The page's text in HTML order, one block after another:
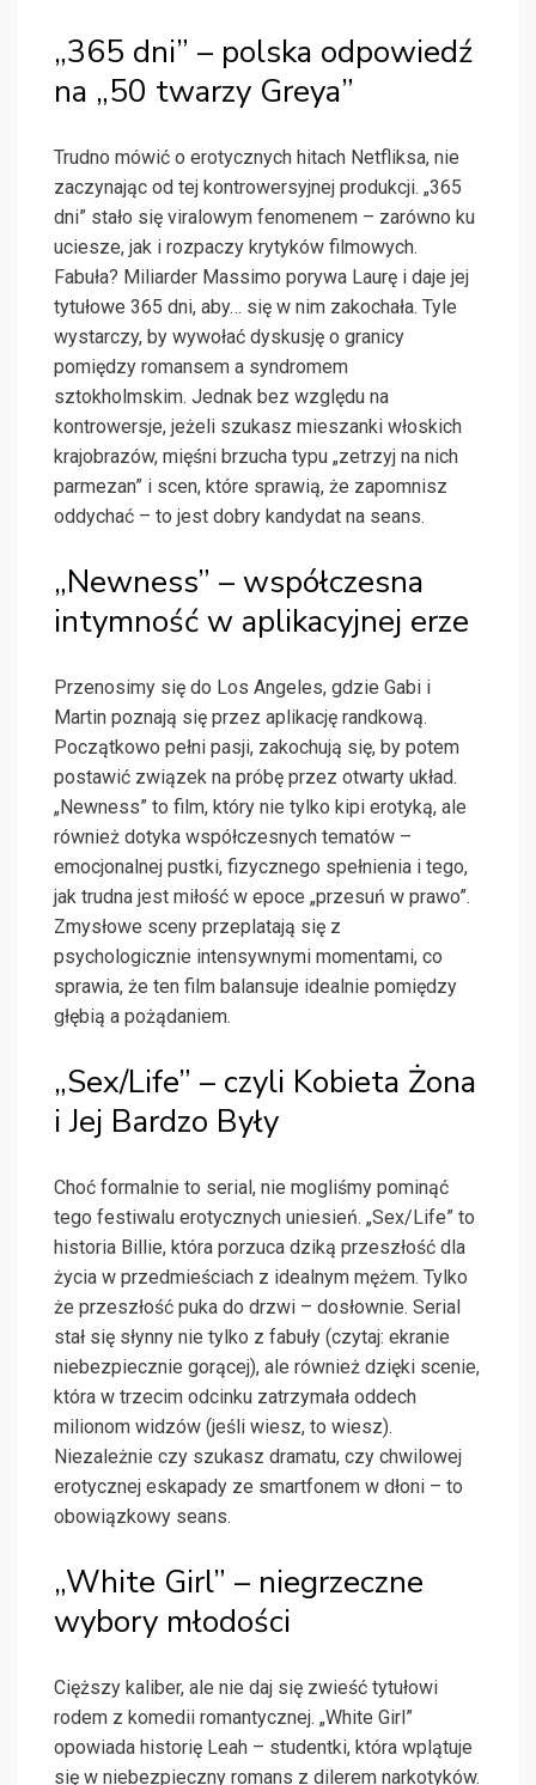
„365 dni” – polska odpowiedź
na „50 twarzy Greya”
Trudno mówić o erotycznych hitach Netfliksa, nie
zaczynając od tej kontrowersyjnej produkcji. „365
dni” stało się viralowym fenomenem – zarówno ku
uciesze, jak i rozpaczy krytyków filmowych.
Fabuła? Miliarder Massimo porywa Laurę i daje jej
tytułowe 365 dni, aby… się w nim zakochała. Tyle
wystarczy, by wywołać dyskusję o granicy
pomiędzy romansem a syndromem
sztokholmskim. Jednak bez względu na
kontrowersje, jeżeli szukasz mieszanki włoskich
krajobrazów, mięśni brzucha typu „zetrzyj na nich
parmezan” i scen, które sprawią, że zapomnisz
oddychać – to jest dobry kandydat na seans.
„Newness” – współczesna
intymność w aplikacyjnej erze
Przenosimy się do Los Angeles, gdzie Gabi i
Martin poznają się przez aplikację randkową.
Początkowo pełni pasji, zakochują się, by potem
postawić związek na próbę przez otwarty układ.
„Newness” to film, który nie tylko kipi erotyką, ale
również dotyka współczesnych tematów –
emocjonalnej pustki, fizycznego spełnienia i tego,
jak trudna jest miłość w epoce „przesuń w prawo”.
Zmysłowe sceny przeplatają się z
psychologicznie intensywnymi momentami, co
sprawia, że ten film balansuje idealnie pomiędzy
głębią a pożądaniem.
„Sex/Life” – czyli Kobieta Żona
i Jej Bardzo Były
Choć formalnie to serial, nie mogliśmy pominąć
tego festiwalu erotycznych uniesień. „Sex/Life” to
historia Billie, która porzuca dziką przeszłość dla
życia w przedmieściach z idealnym mężem. Tylko
że przeszłość puka do drzwi – dosłownie. Serial
stał się słynny nie tylko z fabuły (czytaj: ekranie
niebezpiecznie gorącej), ale również dzięki scenie,
która w trzecim odcinku zatrzymała oddech
milionom widzów (jeśli wiesz, to wiesz).
Niezależnie czy szukasz dramatu, czy chwilowej
erotycznej eskapady ze smartfonem w dłoni – to
obowiązkowy seans.
„White Girl” – niegrzeczne
wybory młodości
Cięższy kaliber, ale nie daj się zwieść tytułowi
rodem z komedii romantycznej. „White Girl”
opowiada historię Leah – studentki, która wplątuje
się w niebezpieczny romans z dilerem narkotyków.